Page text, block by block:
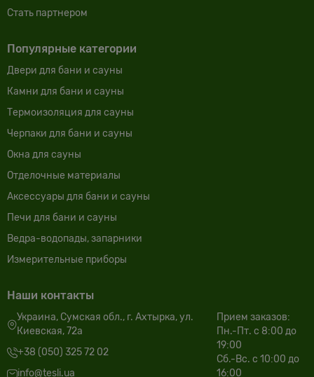
Cтать партнером
Популярные категории
Двери для бани и сауны
Камни для бани и сауны
Термоизоляция для сауны
Черпаки для бани и сауны
Окна для сауны
Отделочные материалы
Аксессуары для бани и сауны
Печи для бани и сауны
Ведра-водопады, запарники
Измерительные приборы
Наши контакты
Украина, Сумская обл., г. Ахтырка, ул.
Киевская, 72а
+38 (050) 325 72 02
info@tesli.ua
Прием заказов:
Пн.-Пт. с 8:00 до
19:00
Сб.-Вс. с 10:00 до
16:00